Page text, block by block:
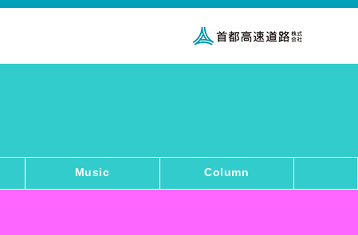
Music Column